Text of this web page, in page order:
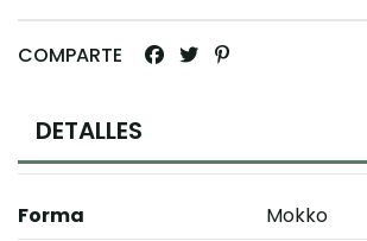
COMPARTE
DETALLES
Forma
Mokko